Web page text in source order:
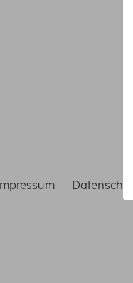
Impressum Datenschutz